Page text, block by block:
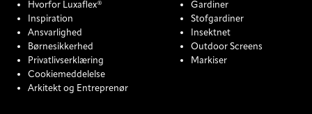
Hvorfor Luxaflex®
Inspiration
Ansvarlighed
Børnesikkerhed
Privatlivserklæring
Cookiemeddelelse
Arkitekt og Entreprenør
Gardiner
Stofgardiner
Insektnet
Outdoor Screens
Markiser